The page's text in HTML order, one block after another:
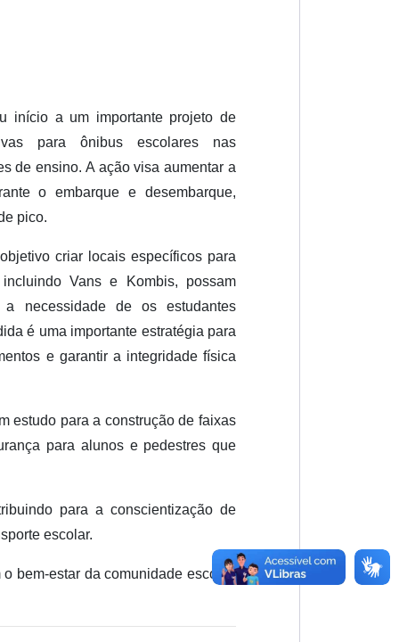
início a um importante projeto de
para ônibus escolares nas
de ensino. A ação visa aumentar a
o embarque e desembarque,
pico.
criar locais específicos para
Vans e Kombis, possam
a necessidade de os estudantes
é uma importante estratégia para
e garantir a integridade física
estudo para a construção de faixas
para alunos e pedestres que
para a conscientização de
escolar.
bem-estar da comunidade escolar,